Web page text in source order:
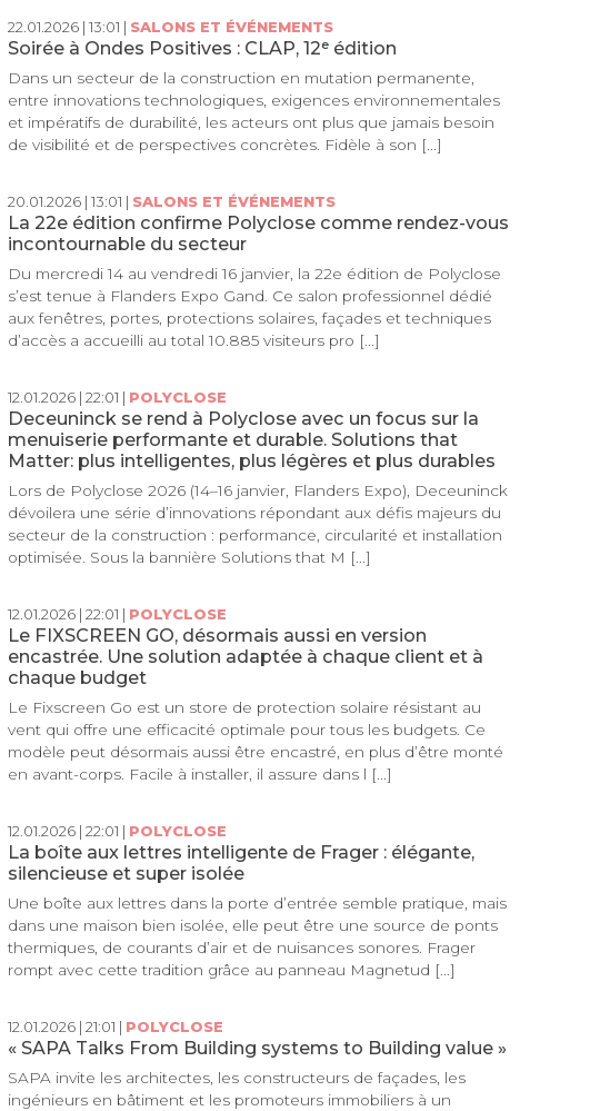
22.01.2026 | 13:01 | SALONS ET ÉVÉNEMENTS
Soirée à Ondes Positives : CLAP, 12ᵉ édition
Dans un secteur de la construction en mutation permanente,
entre innovations technologiques, exigences environnementales
et impératifs de durabilité, les acteurs ont plus que jamais besoin
de visibilité et de perspectives concrètes. Fidèle à son [...]
20.01.2026 | 13:01 | SALONS ET ÉVÉNEMENTS
La 22e édition confirme Polyclose comme rendez-vous
incontournable du secteur
Du mercredi 14 au vendredi 16 janvier, la 22e édition de Polyclose
s’est tenue à Flanders Expo Gand. Ce salon professionnel dédié
aux fenêtres, portes, protections solaires, façades et techniques
d’accès a accueilli au total 10.885 visiteurs pro [...]
12.01.2026 | 22:01 | POLYCLOSE
Deceuninck se rend à Polyclose avec un focus sur la
menuiserie performante et durable. Solutions that
Matter: plus intelligentes, plus légères et plus durables
Lors de Polyclose 2026 (14–16 janvier, Flanders Expo), Deceuninck
dévoilera une série d’innovations répondant aux défis majeurs du
secteur de la construction : performance, circularité et installation
optimisée. Sous la bannière Solutions that M [...]
12.01.2026 | 22:01 | POLYCLOSE
Le FIXSCREEN GO, désormais aussi en version
encastrée. Une solution adaptée à chaque client et à
chaque budget
Le Fixscreen Go est un store de protection solaire résistant au
vent qui offre une efficacité optimale pour tous les budgets. Ce
modèle peut désormais aussi être encastré, en plus d’être monté
en avant-corps. Facile à installer, il assure dans l [...]
12.01.2026 | 22:01 | POLYCLOSE
La boîte aux lettres intelligente de Frager : élégante,
silencieuse et super isolée
Une boîte aux lettres dans la porte d’entrée semble pratique, mais
dans une maison bien isolée, elle peut être une source de ponts
thermiques, de courants d’air et de nuisances sonores. Frager
rompt avec cette tradition grâce au panneau Magnetud [...]
12.01.2026 | 21:01 | POLYCLOSE
« SAPA Talks From Building systems to Building value »
SAPA invite les architectes, les constructeurs de façades, les
ingénieurs en bâtiment et les promoteurs immobiliers à un